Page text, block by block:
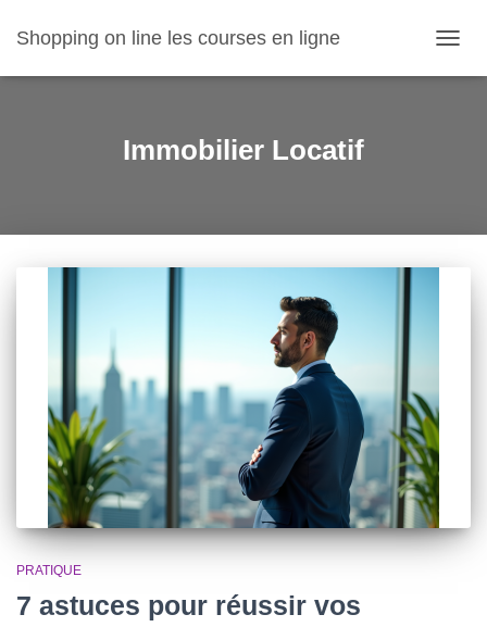
Shopping on line les courses en ligne
LA
Immobilier Locatif
PRATIQUE
7 astuces pour réussir vos